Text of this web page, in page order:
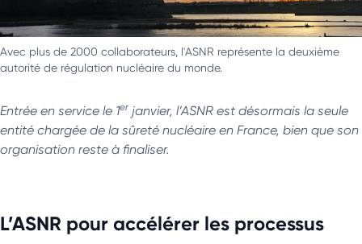
Avec plus de 2000 collaborateurs, l'ASNR représente la deuxième
autorité de régulation nucléaire du monde.
Entrée en service le 1er janvier, l’ASNR est désormais la seule
entité chargée de la sûreté nucléaire en France, bien que son
organisation reste à finaliser.
L’ASNR pour accélérer les processus